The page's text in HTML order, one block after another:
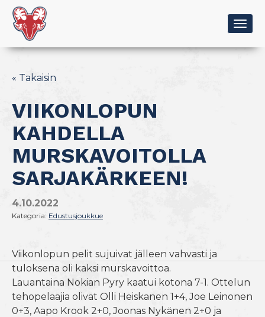
« Takaisin
VIIKONLOPUN
KAHDELLA
MURSKAVOITOLLA
SARJAKÄRKEEN!
4.10.2022
Kategoria: Edustusjoukkue
Viikonlopun pelit sujuivat jälleen vahvasti ja
tuloksena oli kaksi murskavoittoa.
Lauantaina Nokian Pyry kaatui kotona 7-1. Ottelun
tehopelaajia olivat Olli Heiskanen 1+4, Joe Leinonen
0+3, Aapo Krook 2+0, Joonas Nykänen 2+0 ja